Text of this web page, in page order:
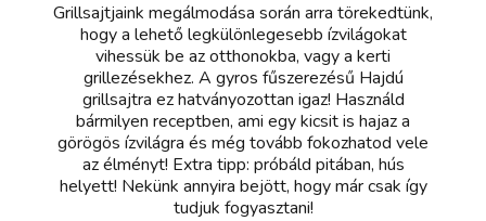
Grillsajtjaink megálmodása során arra törekedtünk,
hogy a lehető legkülönlegesebb ízvilágokat
vihessük be az otthonokba, vagy a kerti
grillezésekhez. A gyros fűszerezésű Hajdú
grillsajtra ez hatványozottan igaz! Használd
bármilyen receptben, ami egy kicsit is hajaz a
görögös ízvilágra és még tovább fokozhatod vele
az élményt! Extra tipp: próbáld pitában, hús
helyett! Nekünk annyira bejött, hogy már csak így
tudjuk fogyasztani!